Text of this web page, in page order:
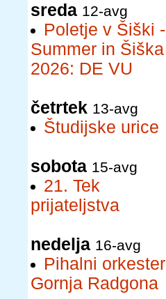
sreda 12-avg
Poletje v Šiški -
Summer in Šiška
2026: DE VU
četrtek 13-avg
Študijske urice
sobota 15-avg
21. Tek
prijateljstva
nedelja 16-avg
Pihalni orkester
Gornja Radgona